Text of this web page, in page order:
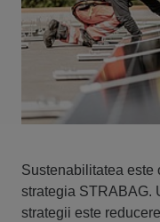
Sustenabilitatea este
strategia STRABAG.
strategii este